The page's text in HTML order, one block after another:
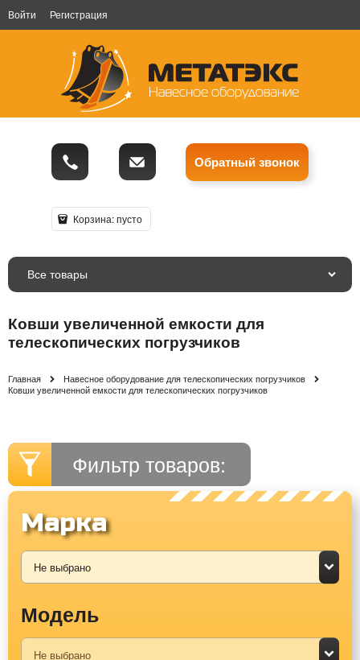
Войти Регистрация
Обратный звонок
Корзина:пусто
Все товары
Ковши увеличенной емкости для
телескопических погрузчиков
Главная
Навесное оборудование для телескопических погрузчиков
Ковши увеличенной емкости для телескопических погрузчиков
Фильтр товаров:
Марка
Модель